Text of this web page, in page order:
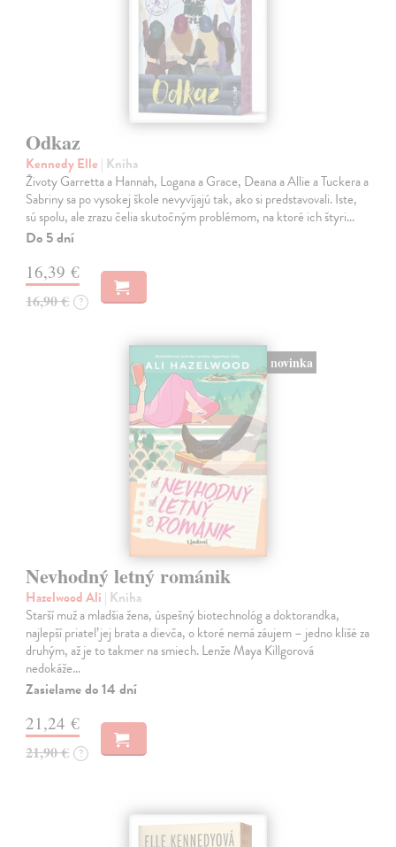
Odkaz
Kennedy Elle | Kniha
Životy Garretta a Hannah, Logana a Grace, Deana a Allie a Tuckera a
Sabriny sa po vysokej škole nevyvíjajú tak, ako si predstavovali. Iste,
sú spolu, ale zrazu čelia skutočným problémom, na ktoré ich štyri…
Do 5 dní
16,39 €
16,90 € ?
novinka
Nevhodný letný románik
Hazelwood Ali | Kniha
Starší muž a mladšia žena, úspešný biotechnológ a doktorandka,
najlepší priateľ jej brata a dievča, o ktoré nemá záujem – jedno klišé za
druhým, až je to takmer na smiech. Lenže Maya Killgorová
nedokáže…
Zasielame do 14 dní
21,24 €
21,90 € ?